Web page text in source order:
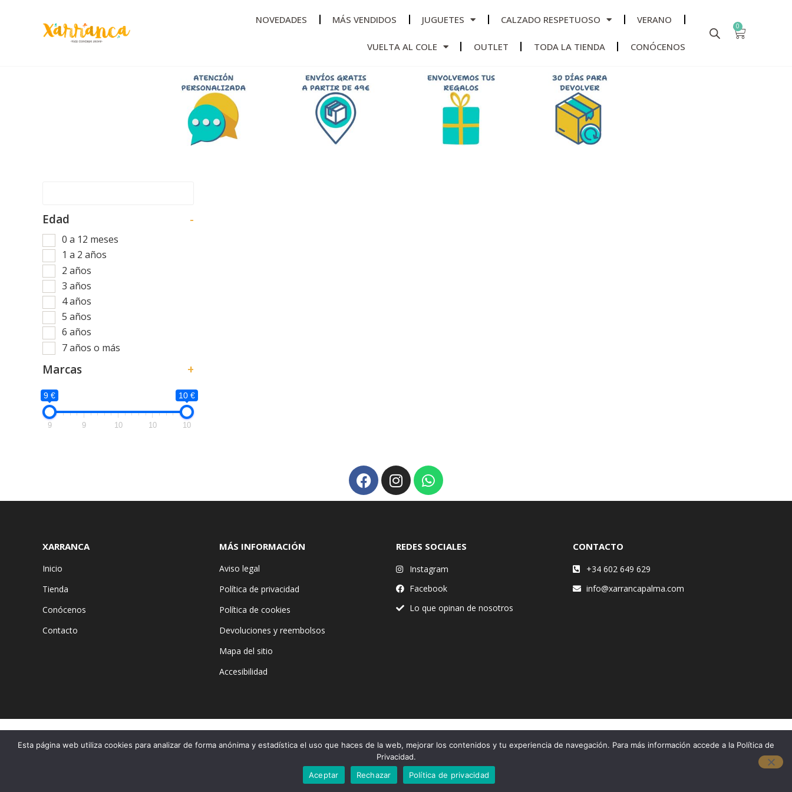
NOVEDADES MÁS VENDIDOS JUGUETES CALZADO RESPETUOSO VERANO
VUELTA AL COLE OUTLET TODA LA TIENDA CONÓCENOS
0
Edad -
0 a 12 meses
1 a 2 años
2 años
3 años
4 años
5 años
6 años
7 años o más
Marcas +
9 € 10 €
9 9 10 10 10
XARRANCA
Inicio
Tienda
Conócenos
Contacto
MÁS INFORMACIÓN
Aviso legal
Política de privacidad
Política de cookies
Devoluciones y reembolsos
Mapa del sitio
Accesibilidad
REDES SOCIALES
Instagram
Facebook
Lo que opinan de nosotros
CONTACTO
+34 602 649 629
info@xarrancapalma.com
Financiado por la Unión Europea – NextGenerationEU
Esta página web utiliza cookies para analizar de forma anónima y estadística el uso que haces de la web, mejorar los contenidos y tu experiencia de navegación. Para más información accede a la Política de
Privacidad.
Aceptar
Rechazar Política de privacidad